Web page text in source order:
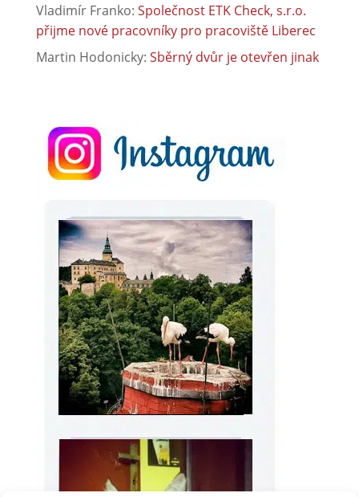
Vladimír Franko: Společnost ETK Check, s.r.o.
přijme nové pracovníky pro pracoviště Liberec
Martin Hodonicky: Sběrný dvůr je otevřen jinak